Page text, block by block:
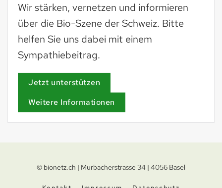
Wir stärken, vernetzen und informieren
über die Bio-Szene der Schweiz. Bitte
helfen Sie uns dabei mit einem
Sympathiebeitrag.
Jetzt unterstützen
Weitere Informationen
© bionetz.ch | Murbacherstrasse 34 | 4056 Basel